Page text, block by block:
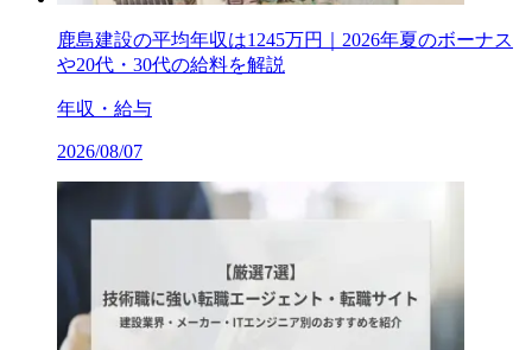
鹿島建設の平均年収は1245万円｜2026年夏のボーナス
や20代・30代の給料を解説
年収・給与
2026/08/07